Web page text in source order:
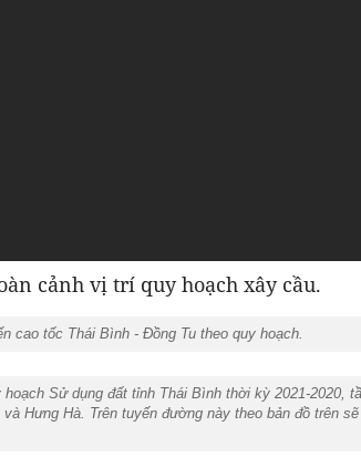
cảnh vị trí quy hoạch xây cầu.
cao tốc Thái Bình - Đồng Tu theo quy hoạch.
Sử dụng đất tỉnh Thái Bình thời kỳ 2021-
Hưng Hà. Trên tuyến đường này theo bản đồ trên